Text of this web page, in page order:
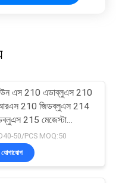
এস 210 এডাব্লুএস 210
210 জিডব্লুএস 214
215 মেজেস্টা
রয়্যাল সেলুন ওএম স্ক্রিন
ওয়্যারলেস কারপ্লে সহ
50/PCS MOQ:50
যোগাযোগ